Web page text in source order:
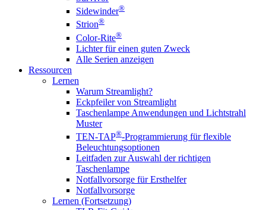
Sidewinder®
Strion®
Color-Rite®
Lichter für einen guten Zweck
Alle Serien anzeigen
Ressourcen
Lernen
Warum Streamlight?
Eckpfeiler von Streamlight
Taschenlampe Anwendungen und Lichtstrahl
Muster
TEN-TAP®-Programmierung für flexible
Beleuchtungsoptionen
Leitfaden zur Auswahl der richtigen
Taschenlampe
Notfallvorsorge für Ersthelfer
Notfallvorsorge
Lernen (Fortsetzung)